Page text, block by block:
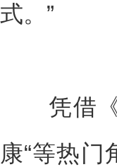
式。”
凭借《
康“等热